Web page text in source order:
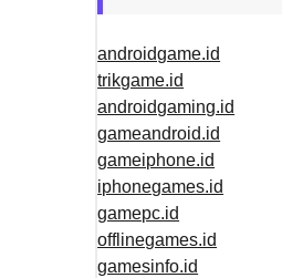
androidgame.id
trikgame.id
androidgaming.id
gameandroid.id
gameiphone.id
iphonegames.id
gamepc.id
offlinegames.id
gamesinfo.id